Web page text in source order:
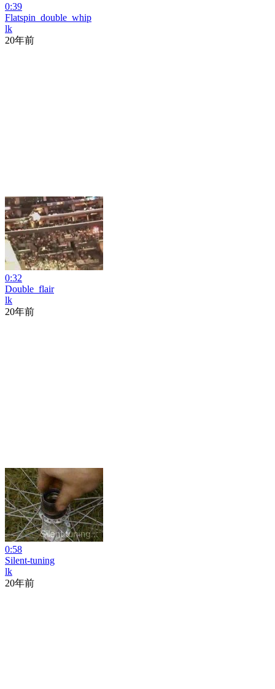
0:39
Flatspin_double_whip
lk
20年前
0:32
Double_flair
lk
20年前
0:58
Silent-tuning
lk
20年前